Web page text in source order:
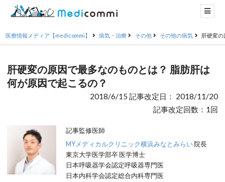
医療情報メディア【medicommi】 病気・治療 その他 その他の病気 肝硬変
肝硬変の原因で最多なのものとは？ 脂肪肝は
何が原因で起こるの？
2018/6/15 記事改定日： 2018/11/20
記事改定回数：1回
記事監修医師
MYメディカルクリニック横浜みなとみらい院長
東京大学医学部卒 医学博士
日本呼吸器学会認定呼吸器専門医
日本内科学会認定総合内科専門医